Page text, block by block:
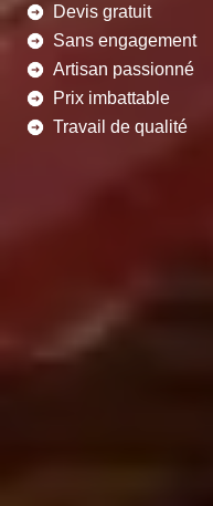
Devis gratuit
Sans engagement
Artisan passionné
Prix imbattable
Travail de qualité